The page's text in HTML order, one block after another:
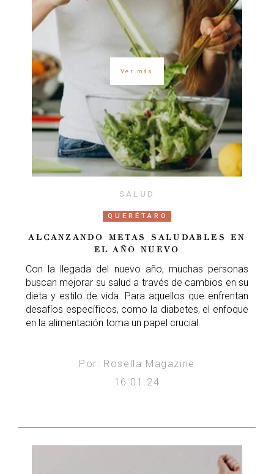
Ver más
SALUD
QUERÉTARO
ALCANZANDO METAS SALUDABLES EN
EL AÑO NUEVO
Con la llegada del nuevo año, muchas personas
buscan mejorar su salud a través de cambios en su
dieta y estilo de vida. Para aquellos que enfrentan
desafíos específicos, como la diabetes, el enfoque
en la alimentación toma un papel crucial.
Por: Rosella Magazine
16.01.24